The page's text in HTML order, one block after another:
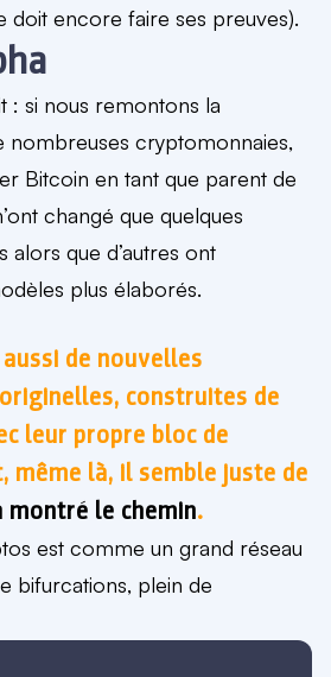
doit encore faire ses preuves).
: si nous remontons la
nombreuses cryptomonnaies,
Bitcoin en tant que parent de
changé que quelques
alors que d’autres ont
plus élaborés.
de nouvelles
construites de
leur propre bloc de
même là, il semble juste de
montré le chemin.
est comme un grand réseau
bifurcations, plein de